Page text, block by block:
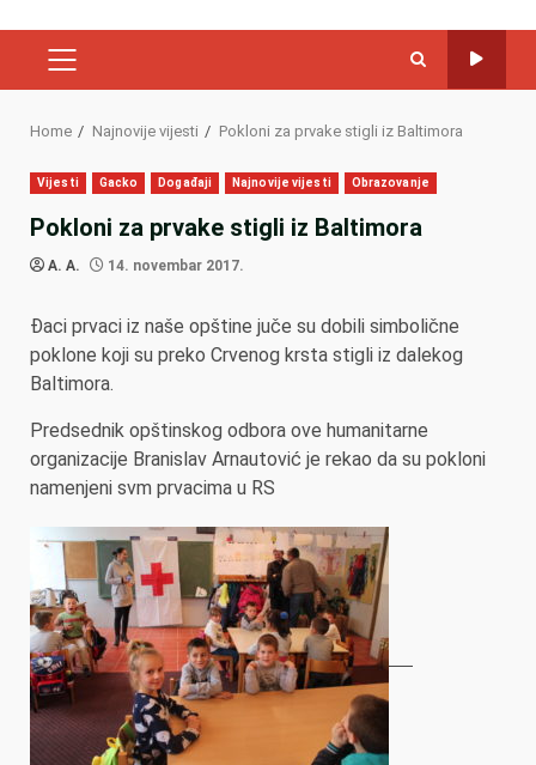
PRIMARY
Home Najnovije vijesti Pokloni za prvake stigli iz Baltimora
Vijesti Gacko Događaji Najnovije vijesti Obrazovanje
Pokloni za prvake stigli iz Baltimora
A. A. 14. novembar 2017.
Đaci prvaci iz naše opštine juče su dobili simbolične
poklone koji su preko Crvenog krsta stigli iz dalekog
Baltimora.
Predsednik opštinskog odbora ove humanitarne
organizacije Branislav Arnautović je rekao da su pokloni
namenjeni svm prvacima u RS